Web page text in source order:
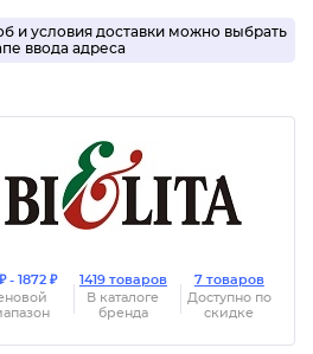
и условия доставки можно выбрать
ввода адреса
- 1872 ₽
1419 товаров
В каталоге
бренда
7 товаров
Доступно по
скидке